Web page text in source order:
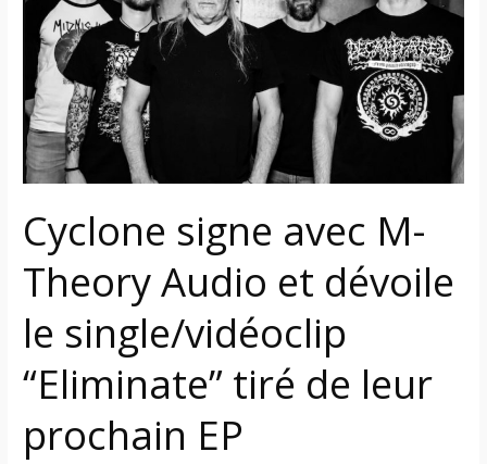
Cyclone signe avec M-
Theory Audio et dévoile
le single/vidéoclip
“Eliminate” tiré de leur
prochain EP
M-
Theory
Audio
et
dévoile
le
single/vidéoclip
tiré
de
EP